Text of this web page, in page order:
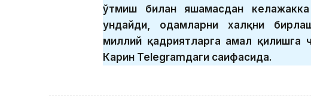
ўтмиш билан яшамасдан
ундайди, одамларни халқни
миллий қадриятларга амал қилишга
Карин Теlegramдаги саҳифасида.